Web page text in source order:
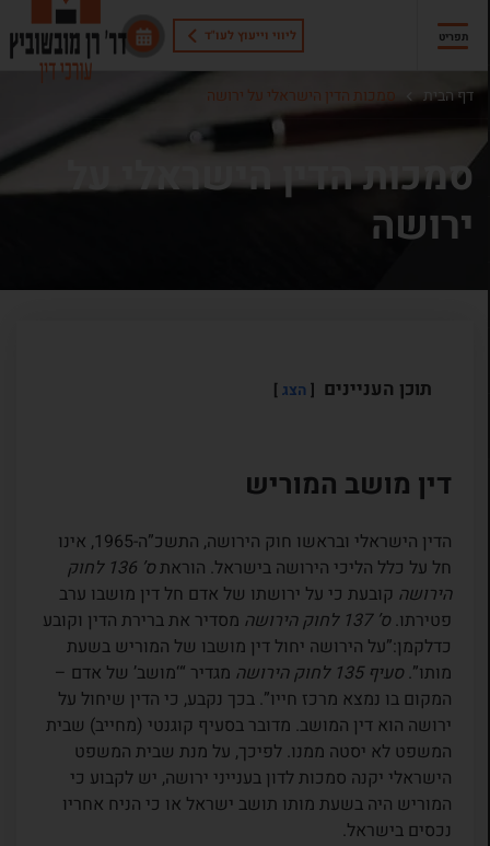
ליווי וייעוץ לעו"ד תפריט
דף הבית סמכות הדין הישראלי על ירושה
סמכות הדין הישראלי על
ירושה
תוכן העניינים הצג
דין מושב המוריש
הדין הישראלי ובראשו חוק הירושה, התשכ”ה-1965, אינו
חל על כלל הליכי הירושה בישראל. הוראת
ס’ 136 לחוק
הירושה קובעת כי על ירושתו של אדם חל דין מושבו ערב
פטירתו. ס’ 137 לחוק הירושה
מסדיר את ברירת הדין וקובע
כדלקמן:”על הירושה יחול דין מושבו של המוריש בשעת
מותו”. סעיף 135 לחוק הירושה
מגדיר “‘מושב’ של אדם –
המקום בו נמצא מרכז חייו”. בכך נקבע, כי הדין שיחול על
ירושה הוא דין המושב. מדובר בסעיף קוגנטי (מחייב) שבית
המשפט לא יסטה ממנו. לפיכך, על מנת שבית המשפט
הישראלי יקנה סמכות לדון בענייני ירושה, יש לקבוע כי
המוריש היה בשעת מותו תושב ישראל או כי הניח אחריו
נכסים בישראל.